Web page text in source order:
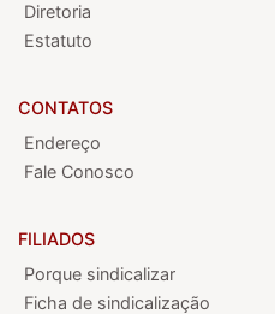
Diretoria
Estatuto
CONTATOS
Endereço
Fale Conosco
FILIADOS
Porque sindicalizar
Ficha de sindicalização